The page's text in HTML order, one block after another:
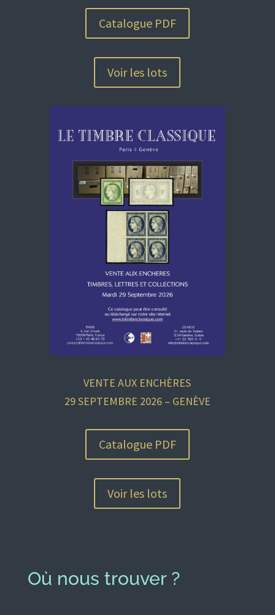
Catalogue PDF
Voir les lots
VENTE AUX ENCHÈRES
29 SEPTEMBRE 2026 – GENÈVE
Catalogue PDF
Voir les lots
Où nous trouver ?